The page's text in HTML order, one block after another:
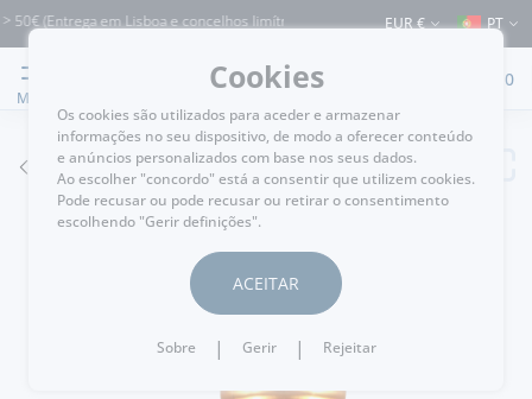
em Lisboa e concelhos limítrofes) ⚠️ Envios para Portugal e para o
EUR € PT
MENU
0
VOLTAR
Cookies
Os cookies são utilizados para aceder e armazenar
informações no seu dispositivo, de modo a oferecer conteúdo
e anúncios personalizados com base nos seus dados.
Ao escolher "concordo" está a consentir que utilizem cookies.
Pode recusar ou pode recusar ou retirar o consentimento
escolhendo "Gerir definições".
ACEITAR
Sobre | Gerir | Rejeitar